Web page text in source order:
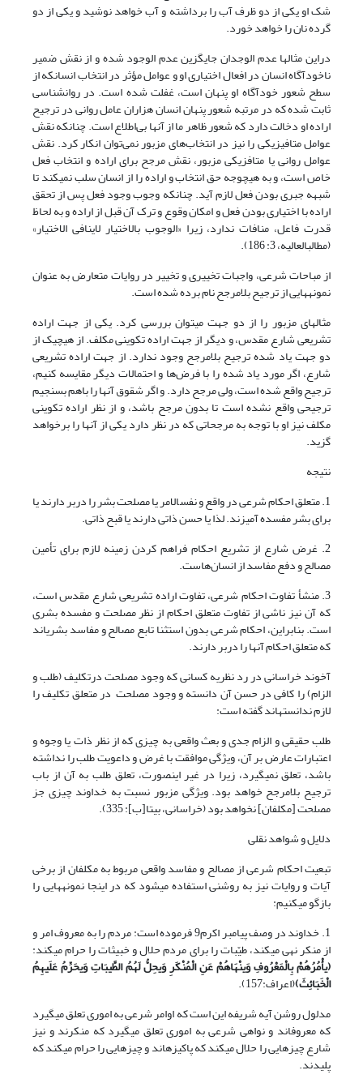
شک او یکی از دو ظرف آب را برداشته و آب خواهد نوشید و یکی از دو
گرده نان‌ را خواهد خورد.
دراین مثال‏ها عدم الوجدان جایگزین عدم الوجود شده و از نقش ضمیر
ناخودآگاه انسان در افعال اختیاری او و عوامل مؤثر در انتخاب انسان‎که از
سطح شعور خودآگاه او پنهان است، غفلت شده است. در روان‏شناسی
ثابت شده که در مرتبه شعور پنهان انسان هزاران عامل روانی در ترجیح
اراده او دخالت دارد که شعور ظاهر ما از آن‎ها بی‌اطلاع است. چنان‎که نقش
عوامل متافیزیکی را نیز در انتخاب‌های مزبور نمی‌توان انکار کرد. نقش
عوامل روانی یا متافزیکی مزبور، نقش مرجح برای اراده و انتخاب فعل
خاص است، و به هیچ‎وجه حق انتخاب و اراده را از انسان سلب نمی‏کند تا
شبهه جبری بودن فعل لازم آید. چنان‎که وجوب وجود فعل پس از تحقق
اراده با اختیاری بودن فعل و امکان وقوع و ترک آن قبل از اراده و به لحاظ
قدرت فاعل، منافات ندارد، زیرا «الوجوب بالاختیار لاینافی الاختیار»
(مطالب‏العالیه، 3: 186).
از مباحات شرعی، واجبات تخییری و تخییر در روایات متعارض به عنوان
نمونه‎هایی از ترجیح بلامرجح نام برده شده است.
مثال‎های مزبور را از دو جهت می‎توان بررسی کرد. یکی از جهت اراده
تشریعی شارع مقدس، و دیگر از جهت اراده تکوینی مکلف. از هیچ‎یک از
دو جهت یاد شده ترجیح بلامرجح وجود ندارد. از جهت اراده تشریعی
شارع، اگر مورد یاد شده را با فرض‌ها و احتمالات دیگر مقایسه کنیم،
ترجیح واقع شده است، ولی مرجح دارد. و اگر شقوق آنها را باهم بسنجیم
ترجیحی واقع نشده است تا بدون مرجح باشد، و از نظر اراده تکوینی
مکلف نیز او با توجه به مرجحاتی که در نظر دارد یکی از آن‎ها را برخواهد
گزید.
نتیجه
1. متعلق احکام شرعی در واقع و نفس‎الامر یا مصلحت بشر را دربر دارند یا
برای بشر مفسده آمیزند. لذا یا حسن ذاتی دارند یا قبح ذاتی.
2. غرض شارع از تشریع احکام فراهم کردن زمینه لازم برای تأمین
مصالح و دفع مفاسد از انسان‌هاست.
3. منشأ تفاوت احکام شرعی، تفاوت اراده تشریعی شارع مقدس است،
که آن نیز ناشی از تفاوت متعلق احکام از نظر مصلحت و مفسده بشری
است. بنابراین، احکام شرعی بدون استثنا تابع مصالح و مفاسد بشری‎اند
که متعلق احکام آن‎ها را دربر دارند.
آخوند خراسانی در رد نظریه کسانی که وجود مصلحت درتکلیف (طلب و
الزام) را کافی در حسن آن دانسته و وجود مصلحت در متعلق تکلیف را
لازم ندانسته‎اند گفته است:
طلب حقیقی و الزام جدی و بعث واقعی به چیزی که از نظر ذات یا وجوه و
اعتبارات عارض بر آن، ویژگی موافقت با غرض و داعویت طلب را نداشته
باشد، تعلق نمی‎گیرد، زیرا در غیر این‎صورت، تعلق طلب به آن از باب
ترجیح بلامرجح خواهد بود. ویژگی مزبور نسبت به خداوند چیزی جز
مصلحت [مکلفان] نخواهد بود (خراسانی، بی‏تا[ب]: 335).
دلایل و شواهد نقلی
تبعیت احکام شرعی از مصالح و مفاسد واقعی مربوط به مکلفان از برخی
آیات و روایات نیز به روشنی استفاده می‎شود که در این‎جا نمونه‎هایی را
بازگو می‎کنیم:
1. خداوند در وصف پیامبر اکرم9 فرموده است: مردم را به معروف امر و
از منکر نهی می‏کند، طیّبات را برای مردم حلال و خبیثات را حرام می‏کند:
(یأْمُرُهُمْ بِالْمَعْرُوفِ وَینْهَاهُمْ عَنِ الْمُنْکَرِ وَیحِلُّ لَهُمُ الطَّیبَاتِ وَیحَرِّمُ عَلَیهِمُ
الْخَبَائِثَ)(اعراف:157).
مدلول روشن آیه شریفه این است که اوامر شرعی به اموری تعلق می‎گیرد
که معروف‎اند و نواهی شرعی به اموری تعلق می‎گیرد که منکرند و نیز
شارع چیزهایی را حلال می‏کند که پاکیزه‎اند و چیزهایی را حرام می‏کند که
پلیدند.